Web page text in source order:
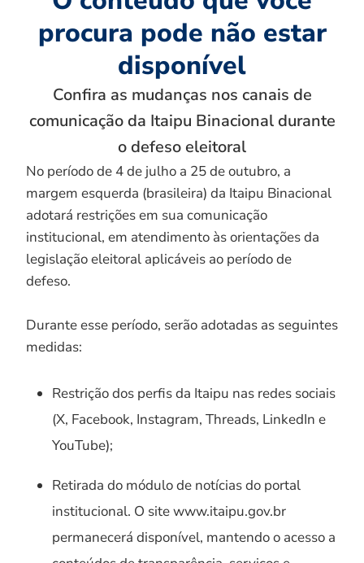
procura pode não estar
disponível
Confira as mudanças nos canais de
comunicação da Itaipu Binacional durante
o defeso eleitoral
No período de 4 de julho a 25 de outubro, a
margem esquerda (brasileira) da Itaipu Binacional
adotará restrições em sua comunicação
institucional, em atendimento às orientações da
legislação eleitoral aplicáveis ao período de
defeso.
Durante esse período, serão adotadas as seguintes
medidas:
Restrição dos perfis da Itaipu nas redes sociais
(X, Facebook, Instagram, Threads, LinkedIn e
YouTube);
Retirada do módulo de notícias do portal
institucional. O site www.itaipu.gov.br
permanecerá disponível, mantendo o acesso a